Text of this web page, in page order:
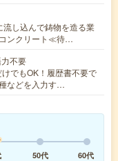
し込んで鋳物を造る業
ンクリート≪待…
不要
でもOK！履歴書不要で
などを入力す…
50代 60代